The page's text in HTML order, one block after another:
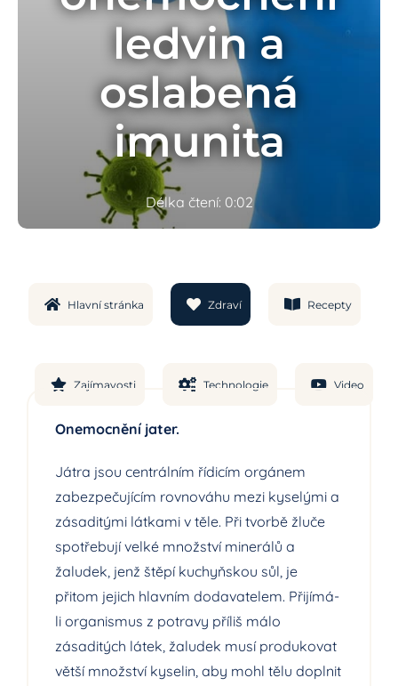
Hlavní stránka Zdraví Recepty
Zajímavosti Technologie Video
ledvin a
oslabená
imunita
Délka čtení: 0:02
Onemocnění jater.
Játra jsou centrálním řídicím orgánem
zabezpečujícím rovnováhu mezi kyselými a
zásaditými látkami v těle. Při tvorbě žluče
spotřebují velké množství minerálů a
žaludek, jenž štěpí kuchyňskou sůl, je
přitom jejich hlavním dodavatelem. Přijímá-
li organismus z potravy příliš málo
zásaditých látek, žaludek musí produkovat
větší množství kyselin, aby mohl tělu doplnit